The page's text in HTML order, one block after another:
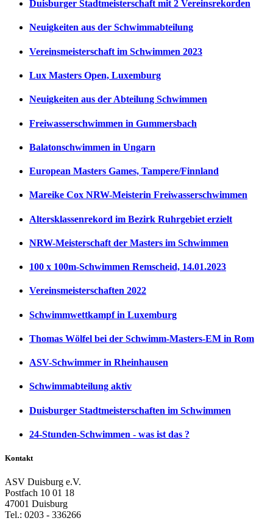
Duisburger Stadtmeisterschaft mit 2 Vereinsrekorden
Neuigkeiten aus der Schwimmabteilung
Vereinsmeisterschaft im Schwimmen 2023
Lux Masters Open, Luxemburg
Neuigkeiten aus der Abteilung Schwimmen
Freiwasserschwimmen in Gummersbach
Balatonschwimmen in Ungarn
European Masters Games, Tampere/Finnland
Mareike Cox NRW-Meisterin Freiwasserschwimmen
Altersklassenrekord im Bezirk Ruhrgebiet erzielt
NRW-Meisterschaft der Masters im Schwimmen
100 x 100m-Schwimmen Remscheid, 14.01.2023
Vereinsmeisterschaften 2022
Schwimmwettkampf in Luxemburg
Thomas Wölfel bei der Schwimm-Masters-EM in Rom
ASV-Schwimmer in Rheinhausen
Schwimmabteilung aktiv
Duisburger Stadtmeisterschaften im Schwimmen
24-Stunden-Schwimmen - was ist das ?
Kontakt
ASV Duisburg e.V.
Postfach 10 01 18
47001 Duisburg
Tel.: 0203 - 336266